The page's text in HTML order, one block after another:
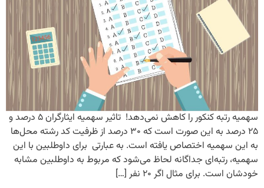
سهمیه رتبه کنکور را کاهش نمی‌دهد! تاثیر سهمیه ایثارگران ۵ درصد و
۲۵ درصد به این صورت است که ۳۰ درصد از ظرفیت کد رشته محل‌ها
به این سهمیه اختصاص یافته است. به عبارتی برای داوطلبین با این
سهمیه، رتبه‌ای جداگانه لحاظ می‌شود که مربوط به داوطلبین مشابه
خودشان است. برای مثال اگر ۲۰ نفر […]